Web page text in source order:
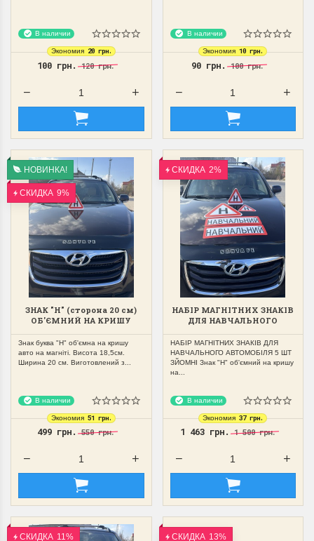
В наличии
Экономия 20 грн.
100 грн.120 грн.
В наличии
Экономия 10 грн.
90 грн.100 грн.
НОВИНКА!
СКИДКА 9%
ЗНАК "Н" (сторона 20 см)
ОБ'ЄМНИЙ НА КРИШУ
ЗЙОМНИЙ
Знак буква "Н" об'ємна на кришу
авто на магніті. Висота 18,5см.
Ширина 20 см. Виготовлений з...
В наличии
Экономия 51 грн.
499 грн.550 грн.
СКИДКА 2%
НАБІР МАГНІТНИХ ЗНАКІВ
ДЛЯ НАВЧАЛЬНОГО
НАБІР МАГНІТНИХ ЗНАКІВ ДЛЯ
НАВЧАЛЬНОГО АВТОМОБІЛЯ 5 ШТ
ЗЙОМНІ Знак "Н" об'ємний на кришу
на...
В наличии
Экономия 37 грн.
1 463 грн.1 500 грн.
СКИДКА 11% СКИДКА 13%